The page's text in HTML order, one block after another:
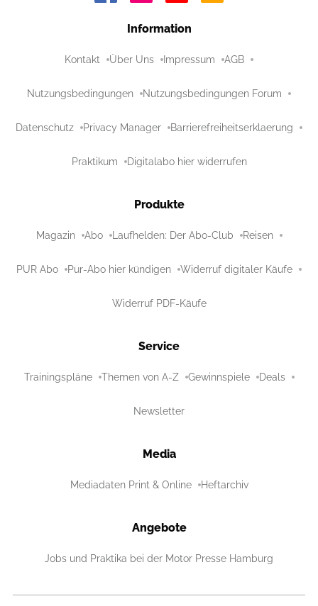
Information
Kontakt Über Uns Impressum AGB
Nutzungsbedingungen Nutzungsbedingungen Forum
Datenschutz Privacy Manager Barrierefreiheitserklaerung
Praktikum Digitalabo hier widerrufen
Produkte
Magazin Abo Laufhelden: Der Abo-Club Reisen
PUR Abo Pur-Abo hier kündigen Widerruf digitaler Käufe
Widerruf PDF-Käufe
Service
Trainingspläne Themen von A-Z Gewinnspiele Deals
Newsletter
Media
Mediadaten Print & Online Heftarchiv
Angebote
Jobs und Praktika bei der Motor Presse Hamburg